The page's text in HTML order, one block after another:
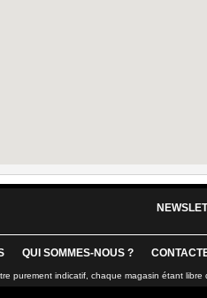
QUI SOMMES-NOUS ?
purement indicatif, chaque magasin étant